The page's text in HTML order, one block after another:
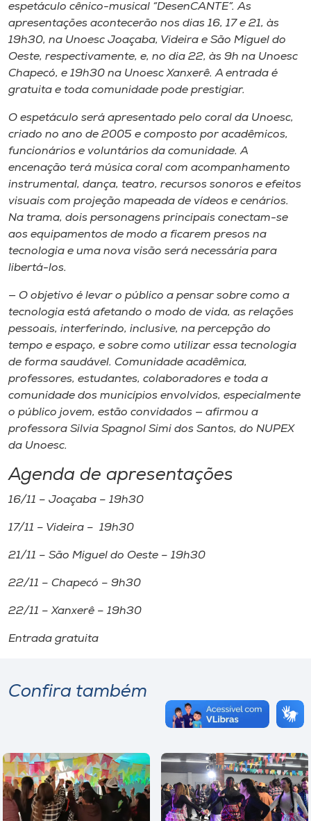
Selecione
o idioma
A+
espetáculo cênico-musical “DesenCANTE”. As
apresentações acontecerão nos dias 16, 17 e 21, às
19h30, na Unoesc Joaçaba, Videira e São Miguel do
Oeste, respectivamente, e, no dia 22, às 9h na Unoesc
Chapecó, e 19h30 na Unoesc Xanxerê. A entrada é
gratuita e toda comunidade pode prestigiar.
O espetáculo será apresentado pelo coral da Unoesc,
criado no ano de 2005 e composto por acadêmicos,
funcionários e voluntários da comunidade. A
encenação terá música coral com acompanhamento
instrumental, dança, teatro, recursos sonoros e efeitos
visuais com projeção mapeada de vídeos e cenários.
Na trama, dois personagens principais conectam-se
aos equipamentos de modo a ficarem presos na
tecnologia e uma nova visão será necessária para
libertá-los.
— O objetivo é levar o público a pensar sobre como a
tecnologia está afetando o modo de vida, as relações
pessoais, interferindo, inclusive, na percepção do
tempo e espaço, e sobre como utilizar essa tecnologia
de forma saudável. Comunidade acadêmica,
professores, estudantes, colaboradores e toda a
comunidade dos municípios envolvidos, especialmente
o público jovem, estão convidados — afirmou a
professora Silvia Spagnol Simi dos Santos, do NUPEX
da Unoesc.
Agenda de apresentações
16/11 – Joaçaba – 19h30
17/11 – Videira – 19h30
21/11 – São Miguel do Oeste – 19h30
22/11 – Chapecó – 9h30
22/11 – Xanxerê – 19h30
Entrada gratuita
Confira também